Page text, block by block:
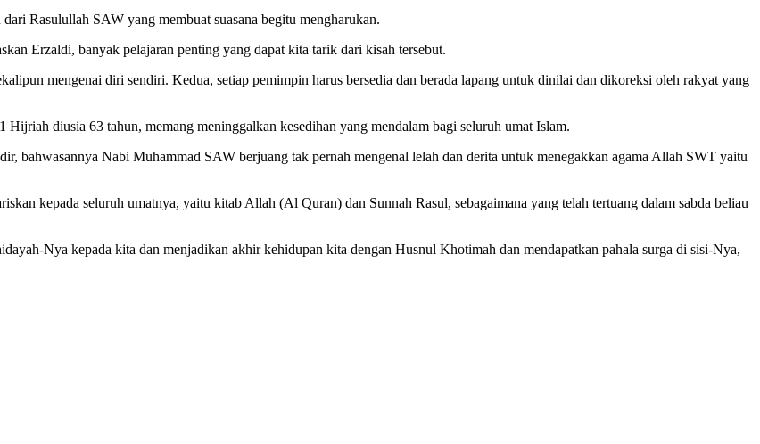
Rasulullah SAW yang membuat suasana begitu mengharukan.
Erzaldi, banyak pelajaran penting yang dapat kita tarik dari kisah tersebut.
mengenai diri sendiri. Kedua, setiap pemimpin harus bersedia dan berada lapang untuk dinilai dan dikoreksi oleh rakyat yang
diusia 63 tahun, memang meninggalkan kesedihan yang mendalam bagi seluruh umat Islam.
bahwasannya Nabi Muhammad SAW berjuang tak pernah mengenal lelah dan derita untuk menegakkan agama Allah SWT yaitu
kepada seluruh umatnya, yaitu kitab Allah (Al Quran) dan Sunnah Rasul, sebagaimana yang telah tertuang dalam sabda beliau
Nya kepada kita dan menjadikan akhir kehidupan kita dengan Husnul Khotimah dan mendapatkan pahala surga di sisi-Nya,